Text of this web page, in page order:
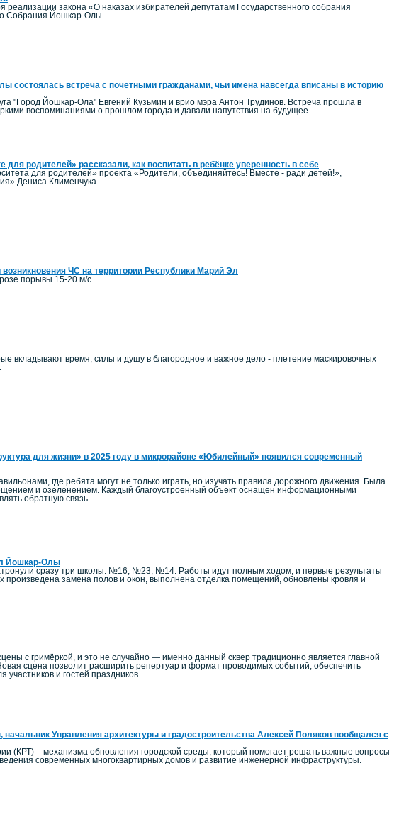
закона «О наказах избирателей депутатам Государственного собрания
Собрания Йошкар-Олы.
состоялась встреча с почётными гражданами, чьи имена навсегда вписаны в историю
"Город Йошкар-Ола" Евгений Кузьмин и врио мэра Антон Трудинов. Встреча прошла в
воспоминаниями о прошлом города и давали напутствия на будущее.
родителей» рассказали, как воспитать в ребёнке уверенность в себе
для родителей» проекта «Родители, объединяйтесь! Вместе - ради детей!»,
Дениса Клименчука.
ЧС на территории Республики Марий Эл
порывы 15-20 м/с.
вкладывают время, силы и душу в благородное и важное дело - плетение маскировочных
для жизни» в 2025 году в микрорайоне «Юбилейный» появился современный
где ребята могут не только играть, но изучать правила дорожного движения. Была
и озеленением. Каждый благоустроенный объект оснащен информационными
обратную связь.
Йошкар-Олы
сразу три школы: №16, №23, №14. Работы идут полным ходом, и первые результаты
замена полов и окон, выполнена отделка помещений, обновлены кровля и
с гримёркой, и это не случайно — именно данный сквер традиционно является главной
сцена позволит расширить репертуар и формат проводимых событий, обеспечить
и гостей праздников.
Управления архитектуры и градостроительства Алексей Поляков пообщался с
(КРТ) – механизма обновления городской среды, который помогает решать важные вопросы
современных многоквартирных домов и развитие инженерной инфраструктуры.